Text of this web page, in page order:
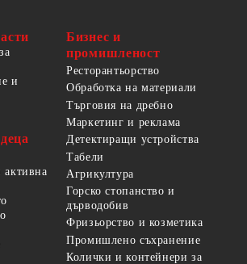
и
Бизнес и
промишленост
Ресторантьорство
Обработка на материали
Търговия на дребно
Маркетинг и реклама
Детектиращи устройства
Табели
Агрикултура
Горско стопанство и
дърводобив
Фризьорство и козметика
Промишлено съхранение
Колички и контейнери за